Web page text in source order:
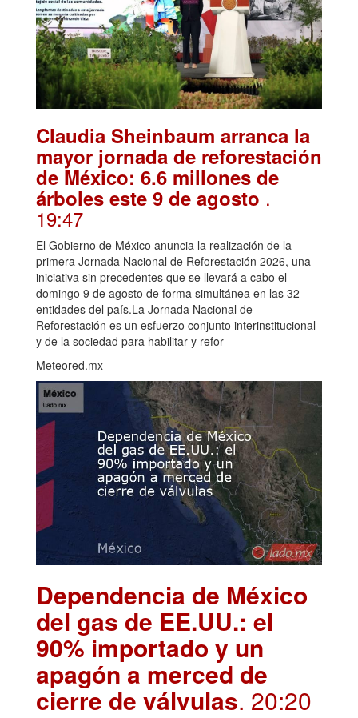
Claudia Sheinbaum arranca la
mayor jornada de reforestación
de México: 6.6 millones de
árboles este 9 de agosto .
19:47
El Gobierno de México anuncia la realización de la
primera Jornada Nacional de Reforestación 2026, una
iniciativa sin precedentes que se llevará a cabo el
domingo 9 de agosto de forma simultánea en las 32
entidades del país.La Jornada Nacional de
Reforestación es un esfuerzo conjunto interinstitucional
y de la sociedad para habilitar y refor
Meteored.mx
Dependencia de México
del gas de EE.UU.: el
90% importado y un
apagón a merced de
cierre de válvulas. 20:20